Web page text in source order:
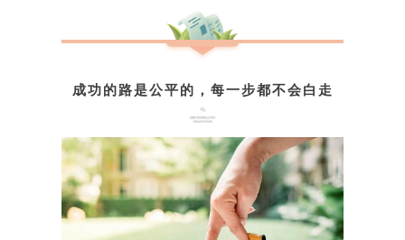
成功的路是公平的，每一步都不会白走